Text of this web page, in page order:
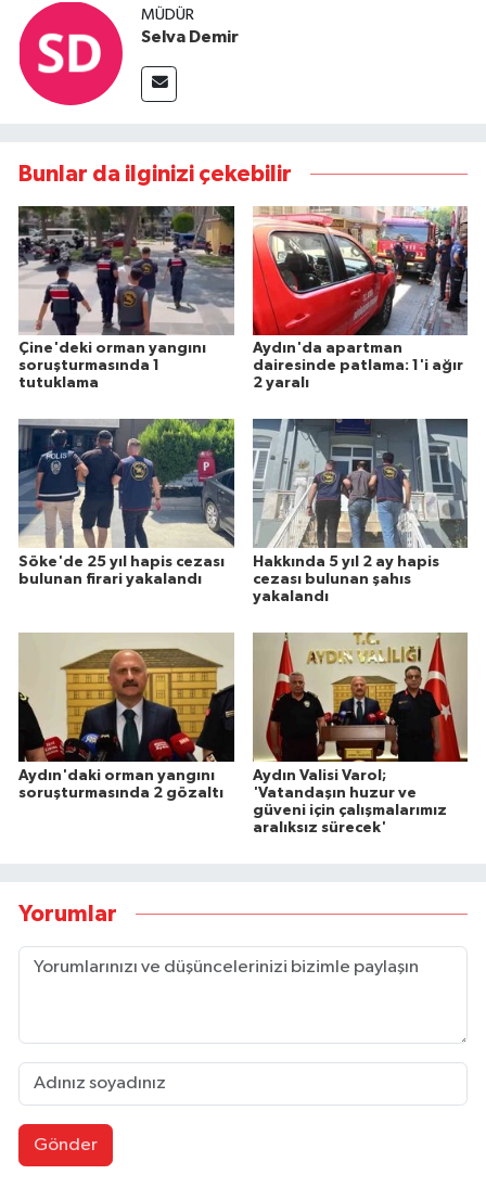
MÜDÜR
Selva Demir
Bunlar da ilginizi çekebilir
Çine'deki orman yangını
soruşturmasında 1
tutuklama
Aydın'da apartman
dairesinde patlama: 1'i ağır
2 yaralı
Söke'de 25 yıl hapis cezası
bulunan firari yakalandı
Hakkında 5 yıl 2 ay hapis
cezası bulunan şahıs
yakalandı
Aydın'daki orman yangını
soruşturmasında 2 gözaltı
Aydın Valisi Varol;
'Vatandaşın huzur ve
güveni için çalışmalarımız
aralıksız sürecek'
Yorumlar
Gönder